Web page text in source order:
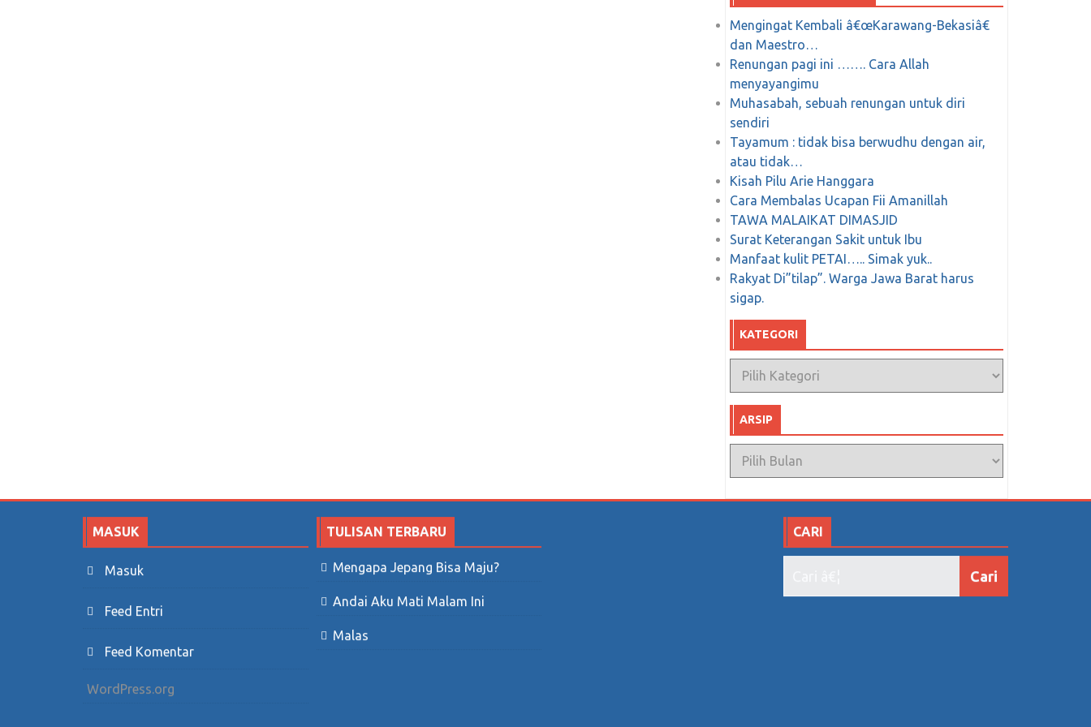
Mengingat Kembali â€œKarawang-Bekasiâ€
dan Maestro…
Renungan pagi ini ……. Cara Allah
menyayangimu
Muhasabah, sebuah renungan untuk diri
sendiri
Tayamum : tidak bisa berwudhu dengan air,
atau tidak…
Kisah Pilu Arie Hanggara
Cara Membalas Ucapan Fii Amanillah
TAWA MALAIKAT DIMASJID
Surat Keterangan Sakit untuk Ibu
Manfaat kulit PETAI….. Simak yuk..
Rakyat Di”tilap”. Warga Jawa Barat harus
sigap.
KATEGORI
Kategori
ARSIP
Arsip
MASUK
Masuk
Feed Entri
Feed Komentar
WordPress.org
TULISAN TERBARU
Mengapa Jepang Bisa Maju?
Andai Aku Mati Malam Ini
Malas
CARI